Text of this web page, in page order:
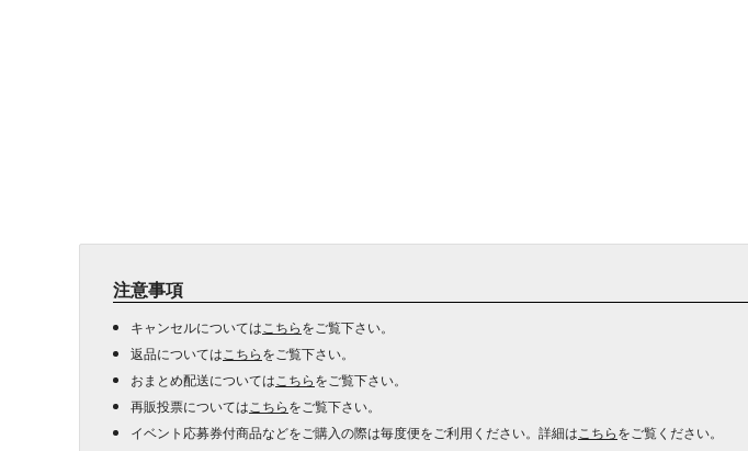
注意事項
キャンセルについては こちらをご覧下さい。
返品については こちらをご覧下さい。
おまとめ配送については こちらをご覧下さい。
再販投票については こちらをご覧下さい。
イベント応募券付商品などをご購入の際は毎度便をご利用ください。詳細は こちらをご覧ください。